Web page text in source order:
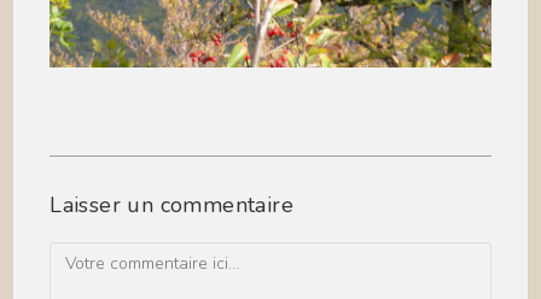
Laisser un commentaire
Comment